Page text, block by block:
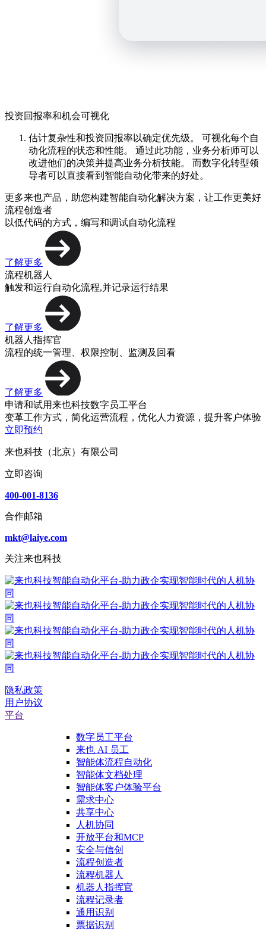
投资回报率和机会可视化
估计复杂性和投资回报率以确定优先级。 可视化每个自
动化流程的状态和性能。 通过此功能，业务分析师可以
改进他们的决策并提高业务分析技能。 而数字化转型领
导者可以直接看到智能自动化带来的好处。
更多来也产品，助您构建智能自动化解决方案，让工作更美好
流程创造者
以低代码的方式，编写和调试自动化流程
了解更多
流程机器人
触发和运行自动化流程,并记录运行结果
了解更多
机器人指挥官
流程的统一管理、权限控制、监测及回看
了解更多
申请和试用来也科技数字员工平台
变革工作方式，简化运营流程，优化人力资源，提升客户体验
立即预约
来也科技（北京）有限公司
立即咨询
400-001-8136
合作邮箱
mkt@laiye.com
关注来也科技
隐私政策
用户协议
平台
数字员工平台
来也 AI 员工
智能体流程自动化
智能体文档处理
智能体客户体验平台
需求中心
共享中心
人机协同
开放平台和MCP
安全与信创
流程创造者
流程机器人
机器人指挥官
流程记录者
通用识别
票据识别